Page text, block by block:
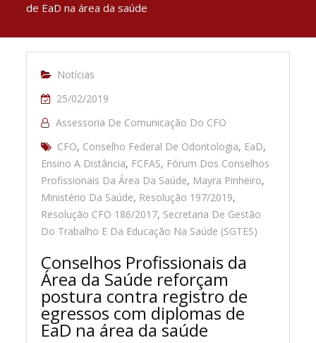
de EaD na área da saúde
Notícias
25/02/2019
Assessoria De Comunicação Do CFO
CFO, Conselho Federal De Odontologia, EaD,
Ensino A Distância, FCFAS, Fórum Dos Conselhos
Profissionais Da Área Da Saúde, Mayra Pinheiro,
Ministério Da Saúde, Resolução 197/2019,
Resolução CFO 186/2017, Secretaria De Gestão
Do Trabalho E Da Educação Na Saúde (SGTES)
Conselhos Profissionais da
Área da Saúde reforçam
postura contra registro de
egressos com diplomas de
EaD na área da saúde